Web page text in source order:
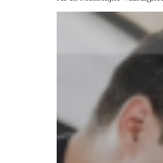
OpenCloud
2024
Rapport